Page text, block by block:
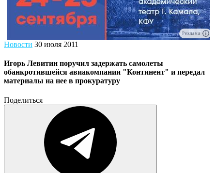
Реклама
Новости 30 июля 2011
Игорь Левитин поручил задержать самолеты
обанкротившейся авиакомпании "Континент" и передал
материалы на нее в прокуратуру
Поделиться